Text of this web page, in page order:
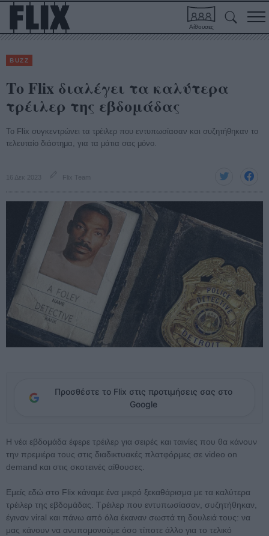
Αίθουσες
BUZZ
Το Flix διαλέγει τα καλύτερα
τρέιλερ της εβδομάδας
Το Flix συγκεντρώνει τα τρέιλερ που εντυπωσίασαν και συζητήθηκαν το
τελευταίο διάστημα, για τα μάτια σας μόνο.
16 Δεκ 2023 Flix Team
Προσθέστε το Flix στις προτιμήσεις σας στο
Google
Η νέα εβδομάδα έφερε τρέιλερ για σειρές και ταινίες που θα κάνουν
την πρεμιέρα τους στις διαδικτυακές πλατφόρμες σε video on
demand και στις σκοτεινές αίθουσες.
Εμείς εδώ στο Flix κάναμε ένα μικρό ξεκαθάρισμα με τα καλύτερα
τρέιλερ της εβδομάδας. Τρέιλερ που εντυπωσίασαν, συζητήθηκαν,
έγιναν viral και πάνω από όλα έκαναν σωστά τη δουλειά τους: να
μας κάνουν να ανυπομονούμε όσο τίποτε άλλο για το τελικό